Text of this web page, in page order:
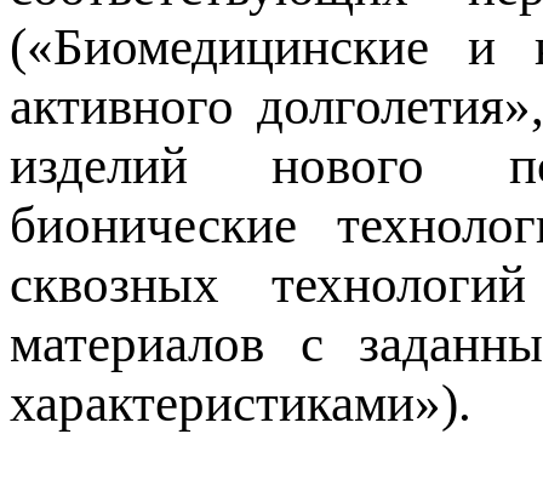
(«Биомедицинские и
активного
изделий нового
бионические
сквозных
материалов с
характеристиками»).